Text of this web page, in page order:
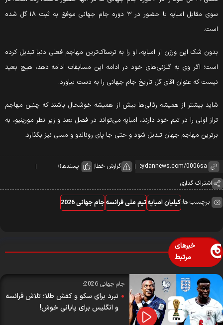
سوی مقابل امباپه با حضور در ۳ دوره جام جهانی موفق به ثبت ۱۸ گل شده
شک این ورژن از امباپه، او را به ترسناک‌ترین مهاجم فعلی دنیا تبدیل کرده
اگر وی به گلزنی‌های خود در ادامه این مسابقات ادامه دهد، هیچ بعید
که عنوان آقای گل تاریخ جام جهانی را به دست بیاورد.
بیشتر از همیشه رئالی‌ها بیش از همیشه خوشحال باشند که چنین مهاجم
اولی را در تیم خود دارند، امباپه می‌تواند در فصل بعد و زیر نظر مورینیو، به
مهاجم جهان تبدیل شود و حتی جا پای رونالدو و مسی نیز بگذارد.
گزارش خطا پسندها0
اشتراک گذاری
برچسب ها:کیلیان امباپهتیم ملی فرانسهجام جهانی 2026
خبرهای
مرتبط
جام جهانی 2026؛
نبرد برای سکو و کفش طلا؛ تلاش فرانسه
و انگلیس برای پایانی خوش!